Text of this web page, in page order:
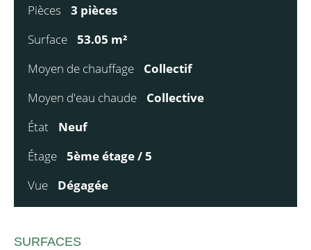
Pièces
3 pièces
Surface
53.05 m²
Moyen de chauffage
Collectif
Moyen d'eau chaude
Collective
État
Neuf
Étage
5ème étage / 5
Vue
Dégagée
SURFACES